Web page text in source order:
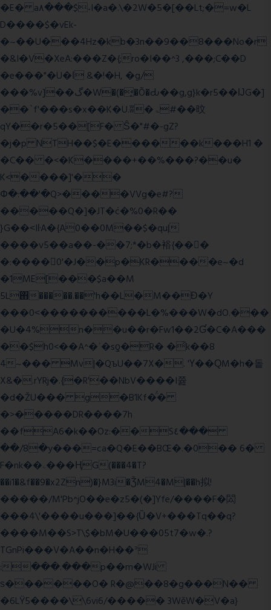
�E� a٨���$˖I�a�.\�2W�5�[��Lt;�=w�L
D����$�vEk-
�~��U���4Hz�kb�3n��9��8���No�r
�&I�V�XeA:���Z�{;ro�I��^3 ,���;C��D
�e���"�U�ǀ &�!�H, �g/
���%v]��گ�W�(�̟�Õ�Ԃ��g,g}k�r5��ĲG�]
��`f'���s�x��K�U.ʬ�ۃ#��旼
qY��r�5��[F� Ŝ�"#�-gZ?
�j�p NTH��$�E������k���H1 �
�C�� �<�K����+��%���?��u�
K<����]'��
Փ�:��'�Q>����VVg�e#?
�����Q�]�JT�݁c�%0�R��
}G��˂IŀA�{A0��0M��$�qu|
����v5��a��-��7;*�b�裕{���ً
�:����0'�J��p�KR����e~�d
�1ME[���$a��M
5L΋�����.��'h��L�M��Ɖ�Y
���0˂����������L�%���W�dO.���
�U�4%n��u��r�Fw1��2Ɠ�C�A���
��$h0<��A^�ʿ�sƍ�R� �͗k��8
4~��� Mv|�QъU��7X�. 'Ү��ԚM�h�돝
X&�.rYRj�.{�R'��NbV����I쯆
�d�ŽU��� g�B1Kf�̈́�
�>�����DR����7h
��fA6�k��Oz:��S٤���
��/8�y���=ca�Q�E��BŒ�.�0�� 6�
F�nk��ۦ���ҢG(���4�T?
��i1�&f��9�x2Zn)�}M3i�ǮM4�M|��h拟!
�����/M'Pb^jO��e�z5�(�]Yfe/����F�閦
���4\'����u���]��{Ȕ�V+���Tq��q?
����M��S>T\$�bM�U���05t7�w�.?
TGnPi���V�A��n�H��ᐣ
:���.���p��m�WJi
ѕ������O� R�@��8�g���N��
�6LŸ5����\\6vi6/����� 3WěW�V�a}